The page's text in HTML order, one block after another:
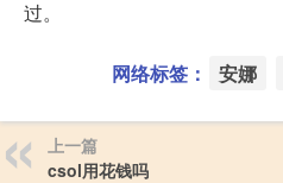
过。
网络标签： 安娜
上一篇
csol用花钱吗